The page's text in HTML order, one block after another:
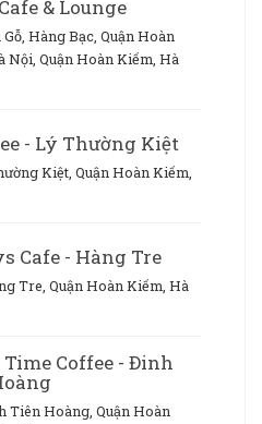
& Lounge
Gỗ, Hàng Bạc, Quận Hoàn
Nội, Quận Hoàn Kiếm, Hà
- Lý Thường Kiệt
Kiệt, Quận Hoàn Kiếm,
Cafe - Hàng Tre
Tre, Quận Hoàn Kiếm, Hà
Coffee - Đinh
Tiên Hoàng, Quận Hoàn